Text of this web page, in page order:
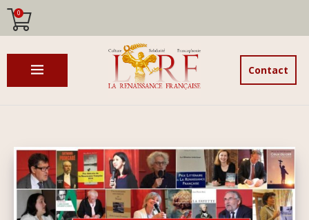
0
Contact